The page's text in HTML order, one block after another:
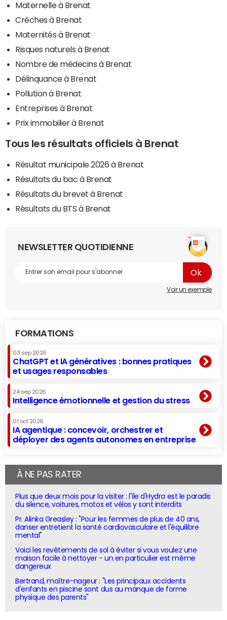
Maternelle à Brenat
Crèches à Brenat
Maternités à Brenat
Risques naturels à Brenat
Nombre de médecins à Brenat
Délinquance à Brenat
Pollution à Brenat
Entreprises à Brenat
Prix immobilier à Brenat
Tous les résultats officiels à Brenat
Résultat municipale 2026 à Brenat
Résultats du bac à Brenat
Résultats du brevet à Brenat
Résultats du BTS à Brenat
NEWSLETTER QUOTIDIENNE
Voir un exemple
FORMATIONS
03 sep 2026
ChatGPT et IA génératives : bonnes pratiques
et usages responsables
24 sep 2026
Intelligence émotionnelle et gestion du stress
01 oct 2026
IA agentique : concevoir, orchestrer et
déployer des agents autonomes en entreprise
À NE PAS RATER
Plus que deux mois pour la visiter : l'île d'Hydra est le paradis
du silence, voitures, motos et vélos y sont interdits
Pr. Alinka Greasley : "Pour les femmes de plus de 40 ans,
danser entretient la santé cardiovasculaire et l'équilibre
mental"
Voici les revêtements de sol à éviter si vous voulez une
maison facile à nettoyer - un en particulier est même
dangereux
Bertrand, maître-nageur : "Les principaux accidents
d'enfants en piscine sont dus au manque de forme
physique des parents"